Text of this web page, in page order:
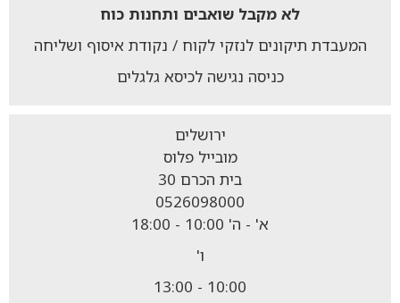
לא מקבל שואבים ותחנות כוח
המעבדת תיקונים לנזקי לקוח / נקודת איסוף ושליחה
כניסה נגישה לכיסא גלגלים
ירושלים
מובייל פלוס
בית הכרם 30
0526098000
א' - ה' 10:00 - 18:00
ו'
10:00 - 13:00